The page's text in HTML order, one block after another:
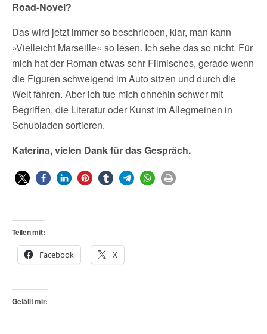
Road-Novel?
Das wird jetzt immer so beschrieben, klar, man kann
»Vielleicht Marseille« so lesen. Ich sehe das so nicht. Für
mich hat der Roman etwas sehr Filmisches, gerade wenn
die Figuren schweigend im Auto sitzen und durch die
Welt fahren. Aber ich tue mich ohnehin schwer mit
Begriffen, die Literatur oder Kunst im Allegmeinen in
Schubladen sortieren.
Katerina, vielen Dank für das Gespräch.
Teilen mit:
Facebook X
Gefällt mir: